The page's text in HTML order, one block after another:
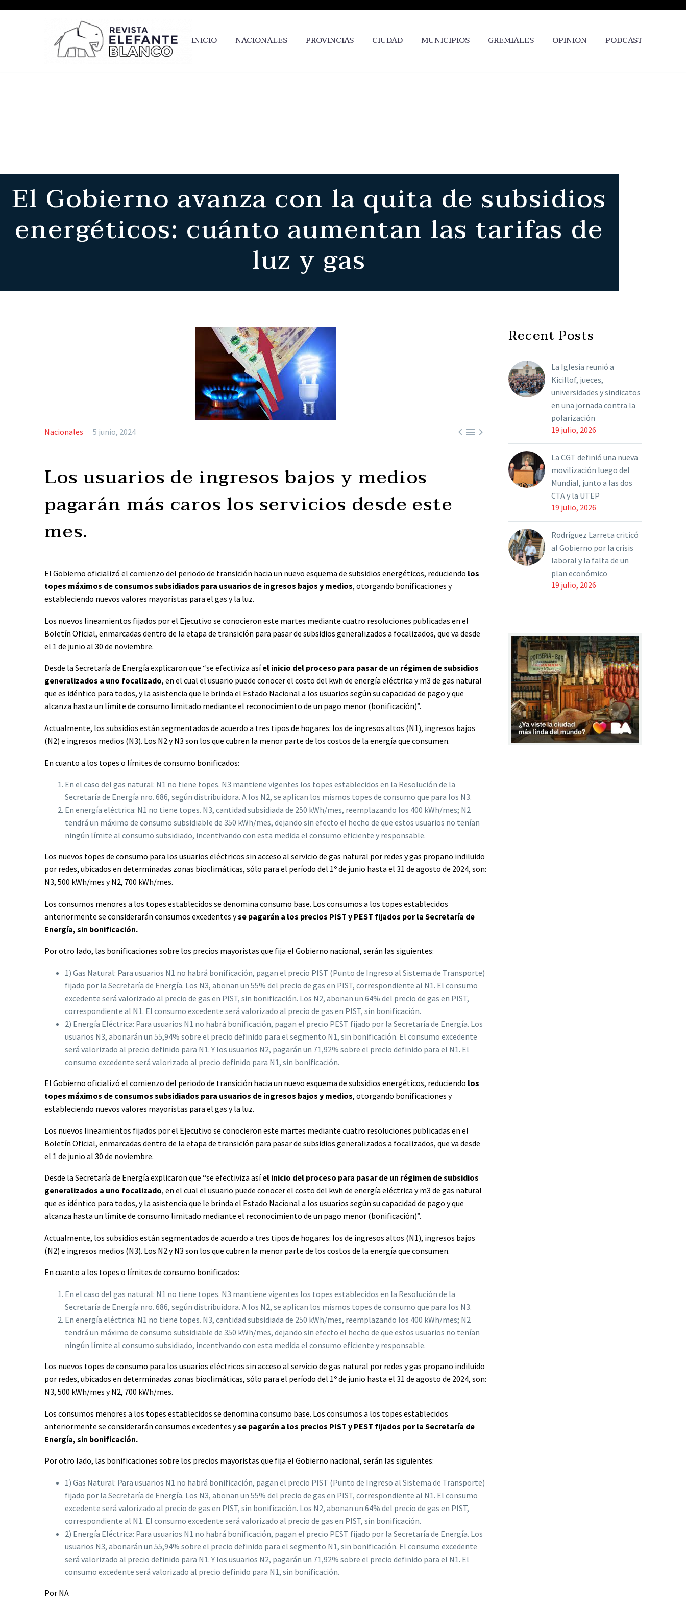
INICIO NACIONALES PROVINCIAS CIUDAD MUNICIPIOS GREMIALES OPINION PODCAST
El Gobierno avanza con la quita de subsidios
energéticos: cuánto aumentan las tarifas de
luz y gas

Nacionales 5 junio, 2024
Los usuarios de ingresos bajos y medios
pagarán más caros los servicios desde este
mes.
El Gobierno oficializó el comienzo del periodo de transición hacia un nuevo esquema de subsidios energéticos, reduciendo los
topes máximos de consumos subsidiados para usuarios de ingresos bajos y medios, otorgando bonificaciones y
estableciendo nuevos valores mayoristas para el gas y la luz.
Los nuevos lineamientos fijados por el Ejecutivo se conocieron este martes mediante cuatro resoluciones publicadas en el
Boletín Oficial, enmarcadas dentro de la etapa de transición para pasar de subsidios generalizados a focalizados, que va desde
el 1 de junio al 30 de noviembre.
Desde la Secretaría de Energía explicaron que “se efectiviza asíel inicio del proceso para pasar de un régimen de subsidios
generalizados a uno focalizado, en el cual el usuario puede conocer el costo del kwh de energía eléctrica y m3 de gas natural
que es idéntico para todos, y la asistencia que le brinda el Estado Nacional a los usuarios según su capacidad de pago y que
alcanza hasta un límite de consumo limitado mediante el reconocimiento de un pago menor (bonificación)”.
Actualmente, los subsidios están segmentados de acuerdo a tres tipos de hogares: los de ingresos altos (N1), ingresos bajos
(N2) e ingresos medios (N3). Los N2 y N3 son los que cubren la menor parte de los costos de la energía que consumen.
En cuanto a los topes o límites de consumo bonificados:
En el caso del gas natural: N1 no tiene topes. N3 mantiene vigentes los topes establecidos en la Resolución de la
Secretaría de Energía nro. 686, según distribuidora. A los N2, se aplican los mismos topes de consumo que para los N3.
En energía eléctrica: N1 no tiene topes. N3, cantidad subsidiada de 250 kWh/mes, reemplazando los 400 kWh/mes; N2
tendrá un máximo de consumo subsidiable de 350 kWh/mes, dejando sin efecto el hecho de que estos usuarios no tenían
ningún límite al consumo subsidiado, incentivando con esta medida el consumo eficiente y responsable.
Los nuevos topes de consumo para los usuarios eléctricos sin acceso al servicio de gas natural por redes y gas propano indiluido
por redes, ubicados en determinadas zonas bioclimáticas, sólo para el período del 1º de junio hasta el 31 de agosto de 2024, son:
N3, 500 kWh/mes y N2, 700 kWh/mes.
Los consumos menores a los topes establecidos se denomina consumo base. Los consumos a los topes establecidos
anteriormente se considerarán consumos excedentes yse pagarán a los precios PIST y PEST fijados por la Secretaría de
Energía, sin bonificación.
Por otro lado, las bonificaciones sobre los precios mayoristas que fija el Gobierno nacional, serán las siguientes:
1) Gas Natural: Para usuarios N1 no habrá bonificación, pagan el precio PIST (Punto de Ingreso al Sistema de Transporte)
fijado por la Secretaría de Energía. Los N3, abonan un 55% del precio de gas en PIST, correspondiente al N1. El consumo
excedente será valorizado al precio de gas en PIST, sin bonificación. Los N2, abonan un 64% del precio de gas en PIST,
correspondiente al N1. El consumo excedente será valorizado al precio de gas en PIST, sin bonificación.
2) Energía Eléctrica: Para usuarios N1 no habrá bonificación, pagan el precio PEST fijado por la Secretaría de Energía. Los
usuarios N3, abonarán un 55,94% sobre el precio definido para el segmento N1, sin bonificación. El consumo excedente
será valorizado al precio definido para N1. Y los usuarios N2, pagarán un 71,92% sobre el precio definido para el N1. El
consumo excedente será valorizado al precio definido para N1, sin bonificación.
El Gobierno oficializó el comienzo del periodo de transición hacia un nuevo esquema de subsidios energéticos, reduciendo los
topes máximos de consumos subsidiados para usuarios de ingresos bajos y medios, otorgando bonificaciones y
estableciendo nuevos valores mayoristas para el gas y la luz.
Los nuevos lineamientos fijados por el Ejecutivo se conocieron este martes mediante cuatro resoluciones publicadas en el
Boletín Oficial, enmarcadas dentro de la etapa de transición para pasar de subsidios generalizados a focalizados, que va desde
el 1 de junio al 30 de noviembre.
Desde la Secretaría de Energía explicaron que “se efectiviza asíel inicio del proceso para pasar de un régimen de subsidios
generalizados a uno focalizado, en el cual el usuario puede conocer el costo del kwh de energía eléctrica y m3 de gas natural
que es idéntico para todos, y la asistencia que le brinda el Estado Nacional a los usuarios según su capacidad de pago y que
alcanza hasta un límite de consumo limitado mediante el reconocimiento de un pago menor (bonificación)”.
Actualmente, los subsidios están segmentados de acuerdo a tres tipos de hogares: los de ingresos altos (N1), ingresos bajos
(N2) e ingresos medios (N3). Los N2 y N3 son los que cubren la menor parte de los costos de la energía que consumen.
En cuanto a los topes o límites de consumo bonificados:
En el caso del gas natural: N1 no tiene topes. N3 mantiene vigentes los topes establecidos en la Resolución de la
Secretaría de Energía nro. 686, según distribuidora. A los N2, se aplican los mismos topes de consumo que para los N3.
En energía eléctrica: N1 no tiene topes. N3, cantidad subsidiada de 250 kWh/mes, reemplazando los 400 kWh/mes; N2
tendrá un máximo de consumo subsidiable de 350 kWh/mes, dejando sin efecto el hecho de que estos usuarios no tenían
ningún límite al consumo subsidiado, incentivando con esta medida el consumo eficiente y responsable.
Los nuevos topes de consumo para los usuarios eléctricos sin acceso al servicio de gas natural por redes y gas propano indiluido
por redes, ubicados en determinadas zonas bioclimáticas, sólo para el período del 1º de junio hasta el 31 de agosto de 2024, son:
N3, 500 kWh/mes y N2, 700 kWh/mes.
Los consumos menores a los topes establecidos se denomina consumo base. Los consumos a los topes establecidos
anteriormente se considerarán consumos excedentes yse pagarán a los precios PIST y PEST fijados por la Secretaría de
Energía, sin bonificación.
Por otro lado, las bonificaciones sobre los precios mayoristas que fija el Gobierno nacional, serán las siguientes:
1) Gas Natural: Para usuarios N1 no habrá bonificación, pagan el precio PIST (Punto de Ingreso al Sistema de Transporte)
fijado por la Secretaría de Energía. Los N3, abonan un 55% del precio de gas en PIST, correspondiente al N1. El consumo
excedente será valorizado al precio de gas en PIST, sin bonificación. Los N2, abonan un 64% del precio de gas en PIST,
correspondiente al N1. El consumo excedente será valorizado al precio de gas en PIST, sin bonificación.
2) Energía Eléctrica: Para usuarios N1 no habrá bonificación, pagan el precio PEST fijado por la Secretaría de Energía. Los
usuarios N3, abonarán un 55,94% sobre el precio definido para el segmento N1, sin bonificación. El consumo excedente
será valorizado al precio definido para N1. Y los usuarios N2, pagarán un 71,92% sobre el precio definido para el N1. El
consumo excedente será valorizado al precio definido para N1, sin bonificación.
Por NA
Recent Posts
La Iglesia reunió a
Kicillof, jueces,
universidades y sindicatos
en una jornada contra la
polarización
19 julio, 2026
La CGT definió una nueva
movilización luego del
Mundial, junto a las dos
CTA y la UTEP
19 julio, 2026
Rodríguez Larreta criticó
al Gobierno por la crisis
laboral y la falta de un
plan económico
19 julio, 2026